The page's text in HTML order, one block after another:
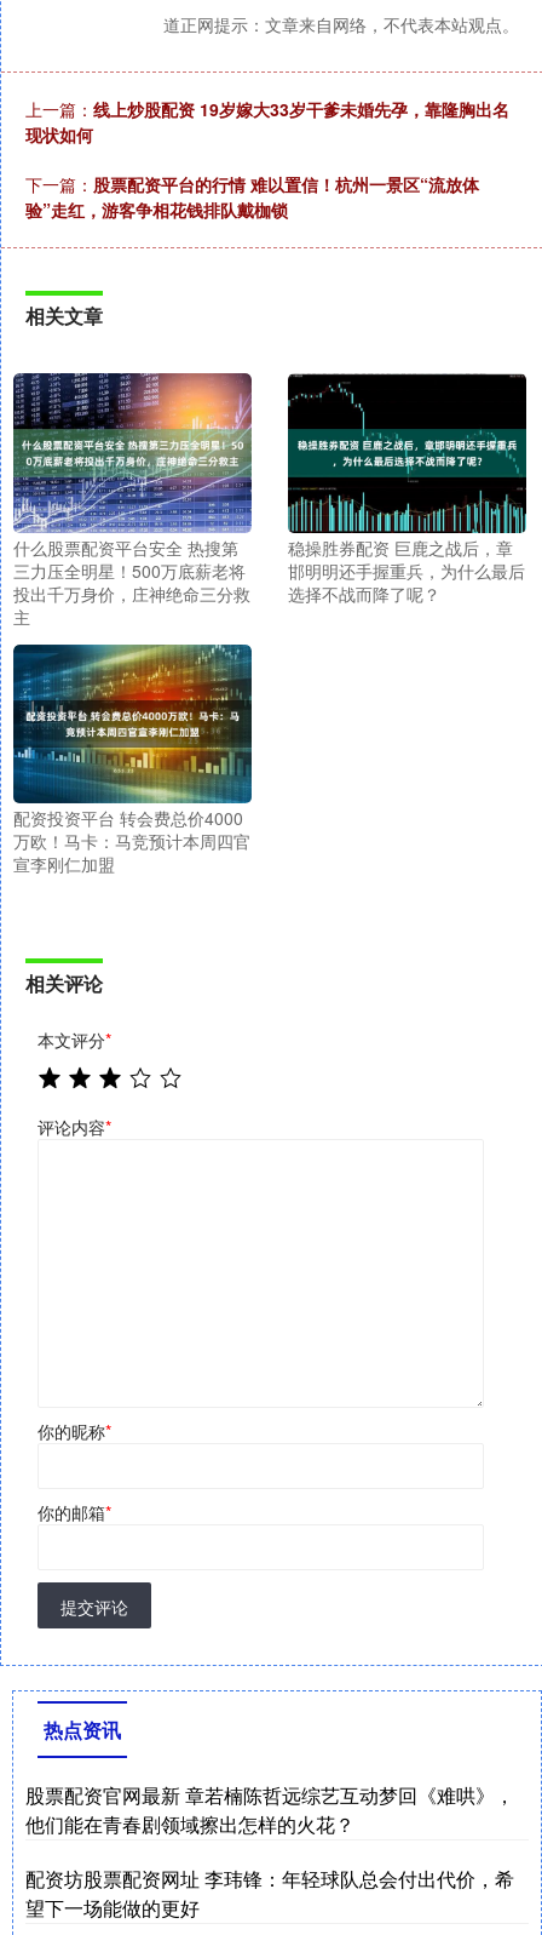
道正网提示：文章来自网络，不代表本站观点。
上一篇： 线上炒股配资 19岁嫁大33岁干爹未婚先孕，靠隆胸出名
现状如何
下一篇： 股票配资平台的行情 难以置信！杭州一景区“流放体
验”走红，游客争相花钱排队戴枷锁
相关文章
什么股票配资平台安全 热搜第
三力压全明星！500万底薪老将
投出千万身价，庄神绝命三分救
主
稳操胜券配资 巨鹿之战后，章
邯明明还手握重兵，为什么最后
选择不战而降了呢？
配资投资平台 转会费总价4000
万欧！马卡：马竞预计本周四官
宣李刚仁加盟
相关评论
本文评分*
评论内容*
你的昵称*
你的邮箱*
提交评论
热点资讯
股票配资官网最新 章若楠陈哲远综艺互动梦回《难哄》，
他们能在青春剧领域擦出怎样的火花？
配资坊股票配资网址 李玮锋：年轻球队总会付出代价，希
望下一场能做的更好